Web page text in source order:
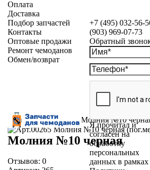
+7 (495) 032-56-
(903) 969-07-73
Обратный
Я прочитал и
согласен на
обработку
персональных
данных в рамках
Оплата
Доставка
Подбор запчастей
Контакты
Оптовые продажи
Ремонт чемоданов
Обмен/возврат
Каталог»Молнии» Молния №10
Молния №10 черная
Отзывов: 0